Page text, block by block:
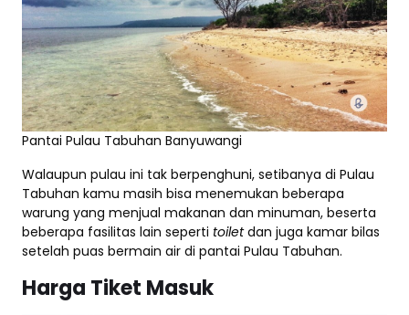
Pantai Pulau Tabuhan Banyuwangi
Walaupun pulau ini tak berpenghuni, setibanya di Pulau
Tabuhan kamu masih bisa menemukan beberapa
warung yang menjual makanan dan minuman, beserta
beberapa fasilitas lain seperti toiletdan juga kamar bilas
setelah puas bermain air di pantai Pulau Tabuhan.
Harga Tiket Masuk